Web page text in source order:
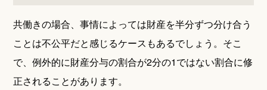
共働きの場合、事情によっては財産を半分ずつ分け合う
ことは不公平だと感じるケースもあるでしょう。そこ
で、例外的に財産分与の割合が2分の1ではない割合に修
正されることがあります。